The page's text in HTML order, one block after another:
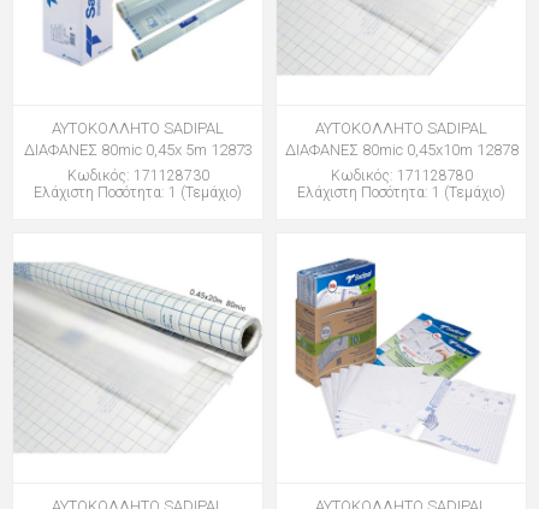
ΑΥΤΟΚΟΛΛΗΤΟ SADIPAL
ΔΙΑΦΑΝΕΣ 80mic 0,45x 5m 12873
Κωδικός: 171128730
Ελάχιστη Ποσότητα: 1 (Τεμάχιο)
ΑΥΤΟΚΟΛΛΗΤΟ SADIPAL
ΔΙΑΦΑΝΕΣ 80mic 0,45x10m 12878
Κωδικός: 171128780
Ελάχιστη Ποσότητα: 1 (Τεμάχιο)